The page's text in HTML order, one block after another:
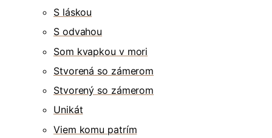
S láskou
S odvahou
Som kvapkou v mori
Stvorená so zámerom
Stvorený so zámerom
Unikát
Viem komu patrím